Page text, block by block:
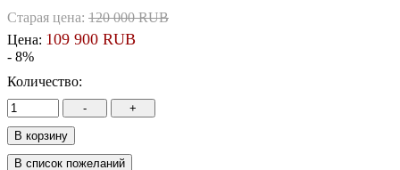
Старая цена: 120 000 RUB
Цена: 109 900 RUB
- 8%
Количество: